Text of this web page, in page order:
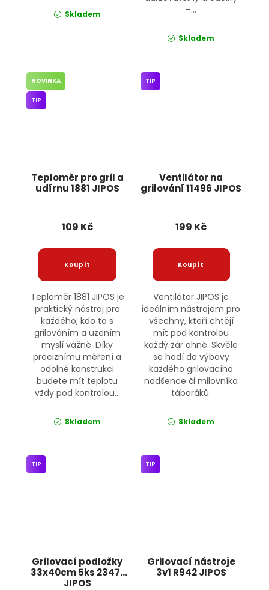
Skladem
–...
Skladem
Teploměr pro gril a
udírnu 1881 JIPOS
NOVINKA
TIP
109 Kč
Teploměr 1881 JIPOS je
praktický nástroj pro
každého, kdo to s
grilováním a uzením
myslí vážně. Díky
preciznímu měření a
odolné konstrukci
budete mít teplotu
vždy pod kontrolou...
Skladem
Ventilátor na
grilování 11496 JIPOS
TIP
199 Kč
Ventilátor JIPOS je
ideálním nástrojem pro
všechny, kteří chtějí
mít pod kontrolou
každý žár ohně. Skvěle
se hodí do výbavy
každého grilovacího
nadšence či milovníka
táboráků.
Skladem
Grilovací podložky
33x40cm 5ks 23471
JIPOS
TIP
Grilovací nástroje
3v1 R942 JIPOS
TIP